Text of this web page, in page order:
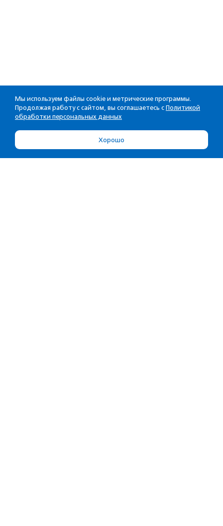
Мы используем файлы cookie и метрические программы.
Продолжая работу с сайтом, вы соглашаетесь с Политикой
обработки персональных данных
Хорошо